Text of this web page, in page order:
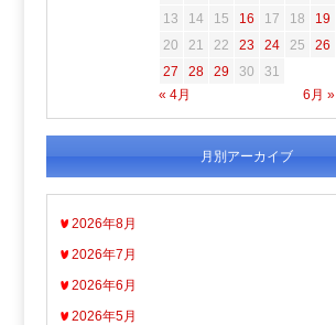
« 4月 6月 »
13
14 15 16 17 18
19
20
21 22 23 24 25
26
27
28 29 30 31
月別アーカイブ
2026年8月
2026年7月
2026年6月
2026年5月